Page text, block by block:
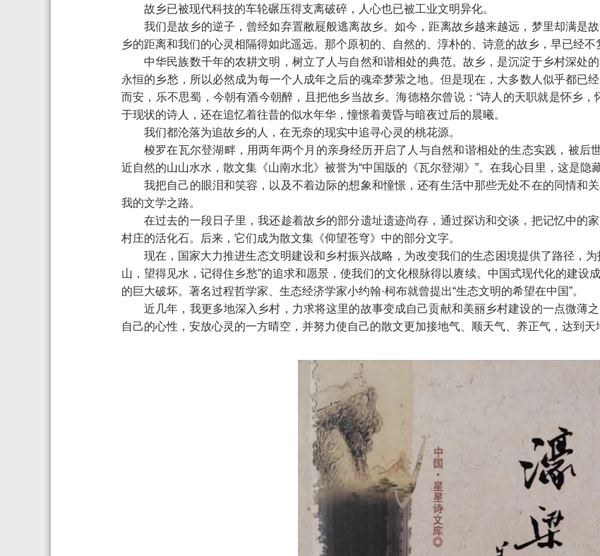
故乡已被现代科技的车轮碾压得支离破碎，人心也已被工业文明异化。
我们是故乡的逆子，曾经如弃置敝屣般逃离故乡。如今，距离故乡越来越远，梦里却满是
乡的距离和我们的心灵相隔得如此遥远。那个原初的、自然的、淳朴的、诗意的故乡，早已经不
中华民族数千年的农耕文明，树立了人与自然和谐相处的典范。故乡，是沉淀于乡村深处
永恒的乡愁，所以必然成为每一个人成年之后的魂牵梦萦之地。但是现在，大多数人似乎都已
而安，乐不思蜀，今朝有酒今朝醉，且把他乡当故乡。海德格尔曾说：“诗人的天职就是怀乡
于现状的诗人，还在追忆着往昔的似水年华，憧憬着黄昏与暗夜过后的晨曦。
我们都沦落为追故乡的人，在无奈的现实中追寻心灵的桃花源。
梭罗在瓦尔登湖畔，用两年两个月的亲身经历开启了人与自然和谐相处的生态实践，被后
近自然的山山水水，散文集《山南水北》被誉为“中国版的《瓦尔登湖》”。在我心目里，这是隐
我把自己的眼泪和笑容，以及不着边际的想象和憧憬，还有生活中那些无处不在的同情和
我的文学之路。
在过去的一段日子里，我还趁着故乡的部分遗址遗迹尚存，通过探访和交谈，把记忆中的
村庄的活化石。后来，它们成为散文集《仰望苍穹》中的部分文字。
现在，国家大力推进生态文明建设和乡村振兴战略，为改变我们的生态困境提供了路径，
山，望得见水，记得住乡愁”的追求和愿景，使我们的文化根脉得以赓续。中国式现代化的建设
的巨大破坏。著名过程哲学家、生态经济学家小约翰·柯布就曾提出“生态文明的希望在中国”。
近几年，我更多地深入乡村，力求将这里的故事变成自己贡献和美丽乡村建设的一点微薄
自己的心性，安放心灵的一方晴空，并努力使自己的散文更加接地气、顺天气、养正气，达到天